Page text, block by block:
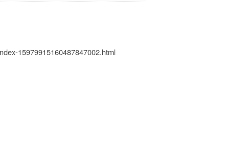
15979915160487847002.html